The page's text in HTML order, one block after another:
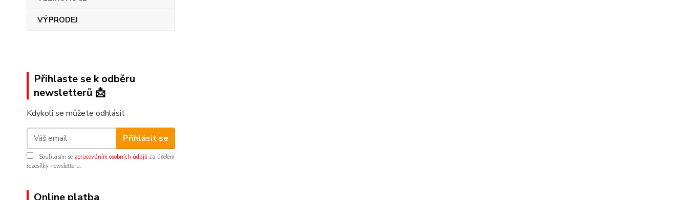
VÝPRODEJ
Přihlaste se k odběru
newsletterů 📩
Kdykoli se můžete odhlásit
Přihlásit se
Souhlasím se zpracováním osobních údajů za účelem
rozesílky newsletteru.
Online platba